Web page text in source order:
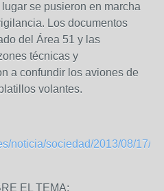
se pusieron en marcha
Los documentos
del Área 51 y las
técnicas y
a confundir los aviones de
volantes.
noticia/sociedad/2013/08/17/
EL TEMA: